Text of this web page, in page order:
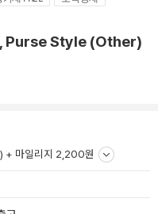
Style (Other)
+ 마일리지 2,200원